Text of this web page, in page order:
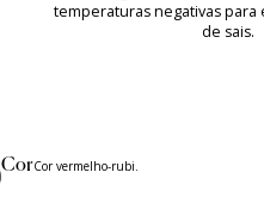
temperaturas negativas para
de sais.
CorCor vermelho-rubi.